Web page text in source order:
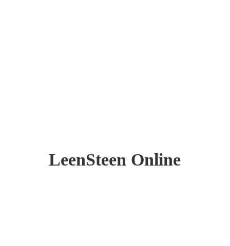
LeenSteen Online